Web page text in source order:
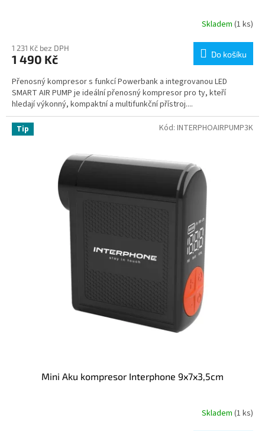
Skladem (1 ks)
1 231 Kč bez DPH
1 490 Kč Do košíku
Přenosný kompresor s funkcí Powerbank a integrovanou LED
SMART AIR PUMP je ideální přenosný kompresor pro ty, kteří
hledají výkonný, kompaktní a multifunkční přístroj....
Tip
Mini Aku kompresor Interphone 9x7x3,5cm
Skladem (1 ks)
Kód: INTERPHOAIRPUMP3K